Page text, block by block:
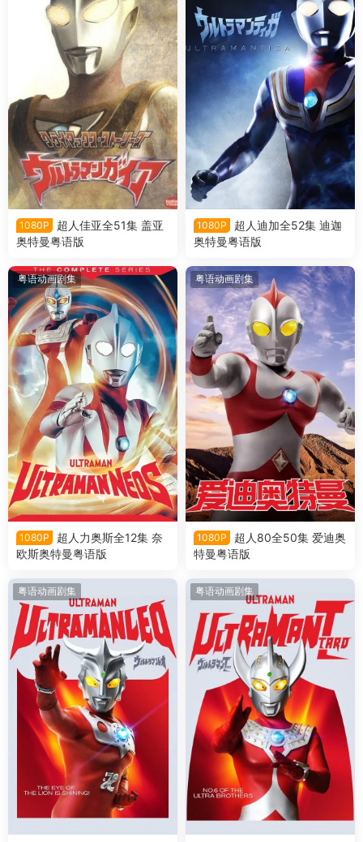
1080P
超人佳亚全51集 盖亚
奥特曼粤语版
1080P
超人迪加全52集 迪迦
奥特曼粤语版
粤语动画剧集
1080P
超人力奥斯全12集 奈
欧斯奥特曼粤语版
粤语动画剧集
1080P
超人80全50集 爱迪奥
特曼粤语版
粤语动画剧集 粤语动画剧集